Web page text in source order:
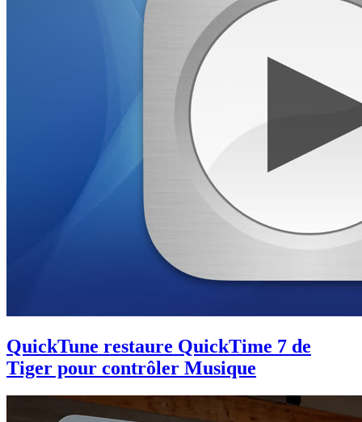
QuickTune restaure QuickTime 7 de
Tiger pour contrôler Musique